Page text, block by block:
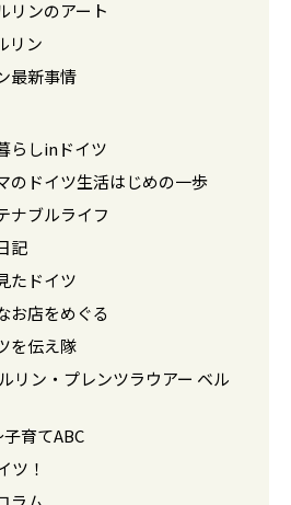
リンのアート
リン
最新事情
らしinドイツ
のドイツ生活はじめの一歩
ナブルライフ
記
たドイツ
お店をめぐる
を伝え隊
リン・プレンツラウアー ベル
育てABC
ツ！